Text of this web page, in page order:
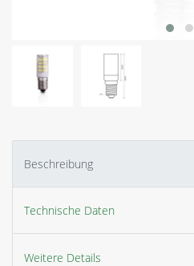
Beschreibung
Technische Daten
Weitere Details